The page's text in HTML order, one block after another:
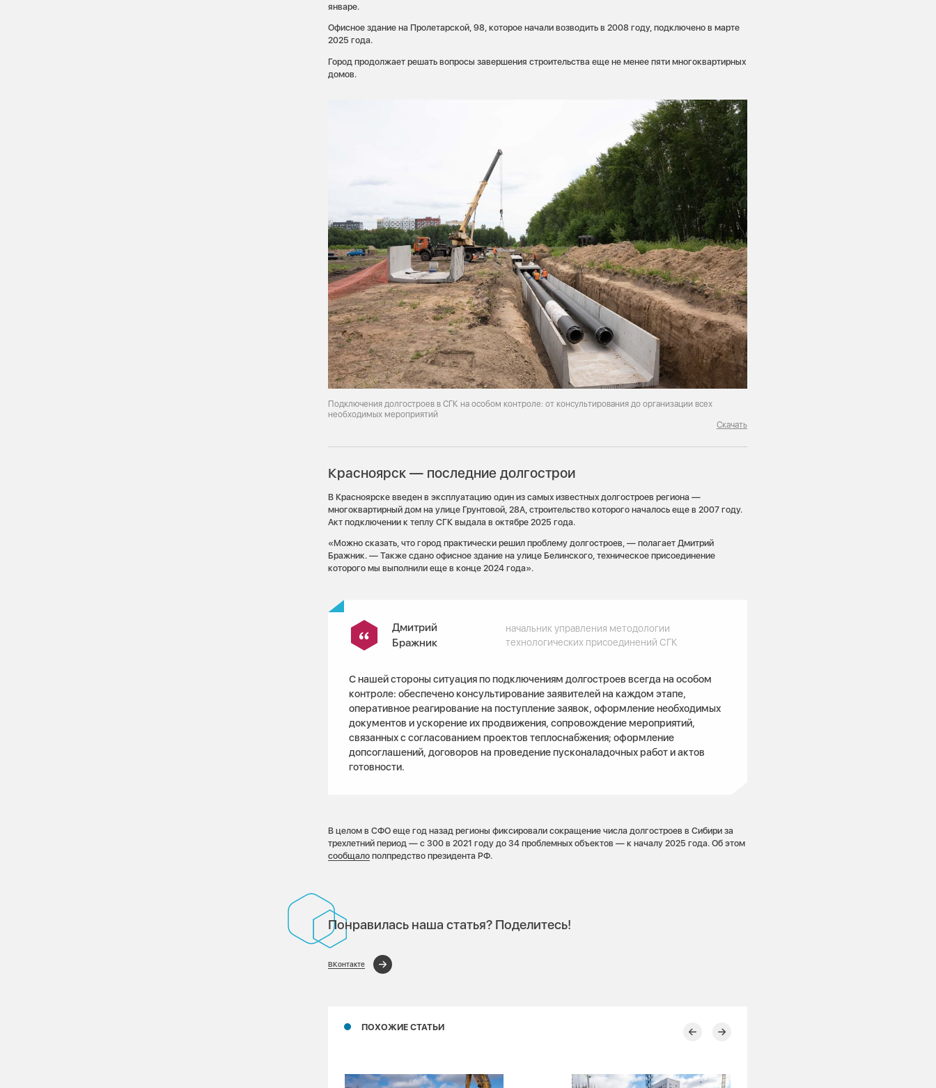
январе.
Офисное здание на Пролетарской, 98, которое начали возводить в 2008 году, подключено в марте
2025 года.
Город продолжает решать вопросы завершения строительства еще не менее пяти многоквартирных
домов.
Подключения долгостроев в СГК на особом контроле: от консультирования до организации всех
необходимых мероприятий
Скачать
Красноярск — последние долгострои
В Красноярске введен в эксплуатацию один из самых известных долгостроев региона —
многоквартирный дом на улице Грунтовой, 28А, строительство которого началось еще в 2007 году.
Акт подключении к теплу СГК выдала в октябре 2025 года.
«Можно сказать, что город практически решил проблему долгостроев, — полагает Дмитрий
Бражник. — Также сдано офисное здание на улице Белинского, техническое присоединение
которого мы выполнили еще в конце 2024 года».
Дмитрий
Бражник
начальник управления методологии
технологических присоединений СГК
С нашей стороны ситуация по подключениям долгостроев всегда на особом
контроле: обеспечено консультирование заявителей на каждом этапе,
оперативное реагирование на поступление заявок, оформление необходимых
документов и ускорение их продвижения, сопровождение мероприятий,
связанных с согласованием проектов теплоснабжения; оформление
допсоглашений, договоров на проведение пусконаладочных работ и актов
готовности.
В целом в СФО еще год назад регионы фиксировали сокращение числа долгостроев в Сибири за
трехлетний период — с 300 в 2021 году до 34 проблемных объектов — к началу 2025 года. Об этом
сообщало полпредство президента РФ.
Понравилась наша статья? Поделитесь!
ВКонтакте
ПОХОЖИЕ СТАТЬИ